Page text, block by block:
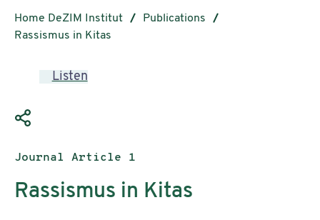
Home DeZIM Institut
Publications
Rassismus in Kitas
Listen
Publication type:
Journal Article 1
Rassismus in Kitas